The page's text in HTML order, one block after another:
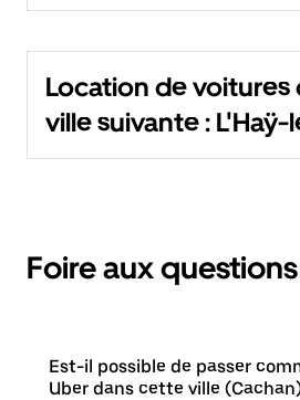
Location de voitures
ville suivante : L'Haÿ-
Foire aux questions
Est-il possible de passer
Uber dans cette ville